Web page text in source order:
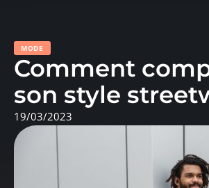
MODE
Comment
son style
19/03/2023